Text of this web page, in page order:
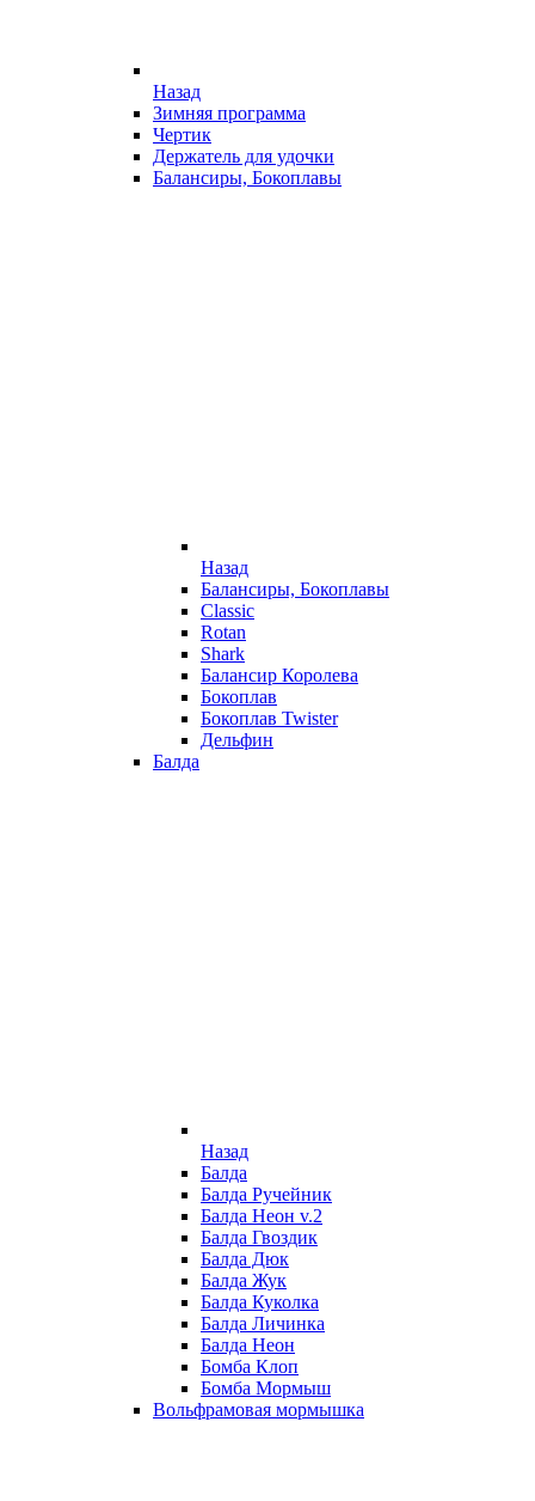
Назад
Зимняя программа
Чертик
Держатель для удочки
Балансиры, Бокоплавы
Назад
Балансиры, Бокоплавы
Classic
Rotan
Shark
Балансир Королева
Бокоплав
Бокоплав Twister
Дельфин
Балда
Назад
Балда
Балда Ручейник
Балда Неон v.2
Балда Гвоздик
Балда Дюк
Балда Жук
Балда Куколка
Балда Личинка
Балда Неон
Бомба Клоп
Бомба Мормыш
Вольфрамовая мормышка